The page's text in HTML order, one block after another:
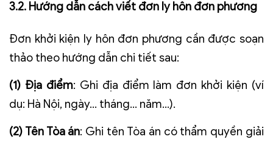
3.2. Hướng dẫn cách viết đơn ly hôn đơn phương
Đơn khởi kiện ly hôn đơn phương cần được soạn
thảo theo hướng dẫn chi tiết sau:
(1) Địa điểm: Ghi địa điểm làm đơn khởi kiện (ví
dụ: Hà Nội, ngày... tháng... năm...).
(2) Tên Tòa án: Ghi tên Tòa án có thẩm quyền giải